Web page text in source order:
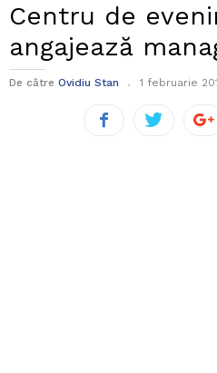
Centru de
angajează
De către Ovidiu Stan 1 februarie